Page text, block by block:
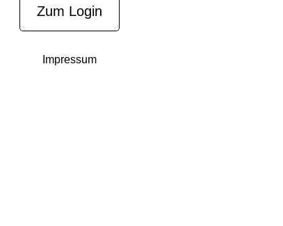
Zum Login
Impressum